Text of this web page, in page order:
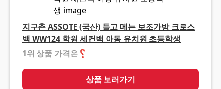
지구촌 ASSOTE (국산) 들고 메는 보조가방 크로스
백 WW124 학원 세컨백 아동 유치원 초등학생
1위 상품 가격은 ❓
상품 보러가기